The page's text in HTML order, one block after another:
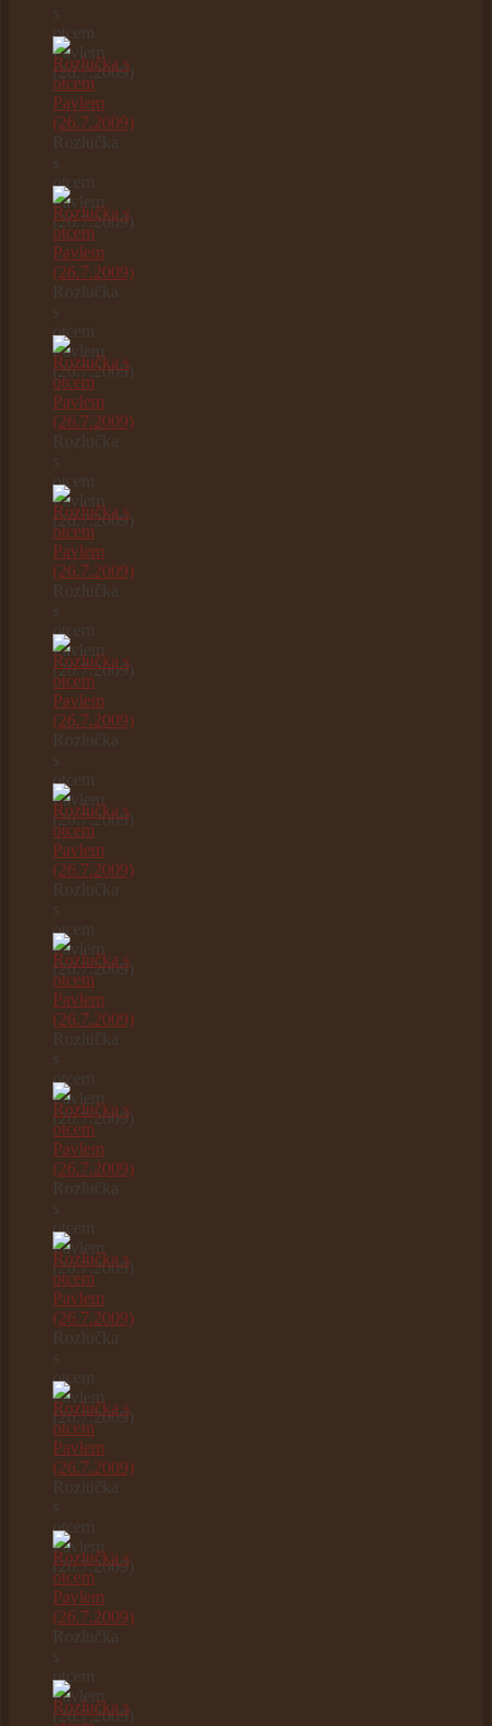
s
otcem
Pavlem
(26.7.2009)
Rozlučka
s
otcem
Pavlem
(26.7.2009)
Rozlučka
s
otcem
Pavlem
(26.7.2009)
Rozlučka
s
otcem
Pavlem
(26.7.2009)
Rozlučka
s
otcem
Pavlem
(26.7.2009)
Rozlučka
s
otcem
Pavlem
(26.7.2009)
Rozlučka
s
otcem
Pavlem
(26.7.2009)
Rozlučka
s
otcem
Pavlem
(26.7.2009)
Rozlučka
s
otcem
Pavlem
(26.7.2009)
Rozlučka
s
otcem
Pavlem
(26.7.2009)
Rozlučka
s
otcem
Pavlem
(26.7.2009)
Rozlučka
s
otcem
Pavlem
(26.7.2009)